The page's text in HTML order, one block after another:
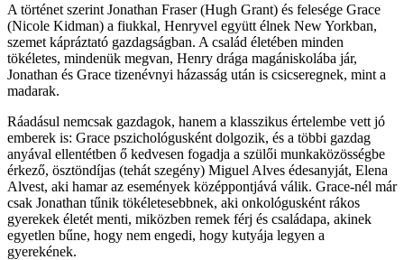
A történet szerint Jonathan Fraser (Hugh Grant) és felesége Grace
(Nicole Kidman) a fiukkal, Henryvel együtt élnek New Yorkban,
szemet kápráztató gazdagságban. A család életében minden
tökéletes, mindenük megvan, Henry drága magániskolába jár,
Jonathan és Grace tizenévnyi házasság után is csicseregnek, mint a
madarak.
Ráadásul nemcsak gazdagok, hanem a klasszikus értelembe vett jó
emberek is: Grace pszichológusként dolgozik, és a többi gazdag
anyával ellentétben ő kedvesen fogadja a szülői munkaközösségbe
érkező, ösztöndíjas (tehát szegény) Miguel Alves édesanyját, Elena
Alvest, aki hamar az események középpontjává válik. Grace-nél már
csak Jonathan tűnik tökéletesebbnek, aki onkológusként rákos
gyerekek életét menti, miközben remek férj és családapa, akinek
egyetlen bűne, hogy nem engedi, hogy kutyája legyen a
gyerekének.